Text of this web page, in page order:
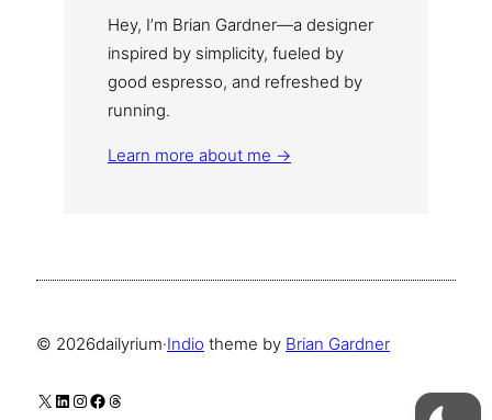
Hey, I’m Brian Gardner—a designer
inspired by simplicity, fueled by
good espresso, and refreshed by
running.
Learn more about me →
© 2026dailyrium·Indio theme by Brian Gardner
X LinkedIn
Instagram
Facebook
Threads